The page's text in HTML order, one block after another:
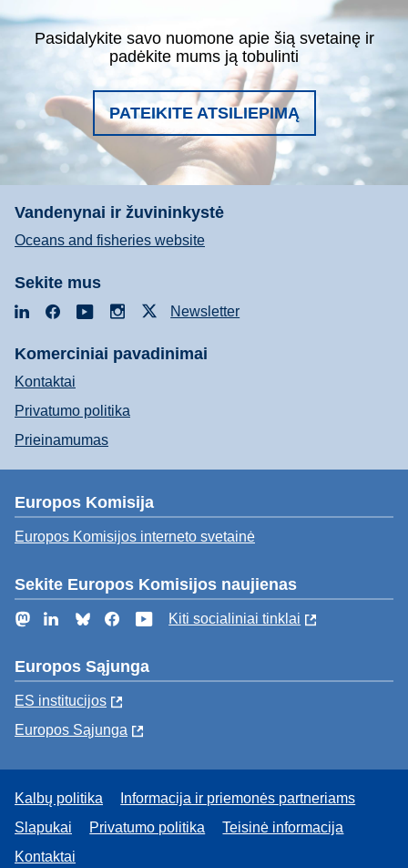
Pasidalykite savo nuomone apie šią svetainę ir
padėkite mums ją tobulinti
PATEIKITE ATSILIEPIMĄ
Vandenynai ir žuvininkystė
Oceans and fisheries website
Sekite mus
LinkedInFacebookYouTubeInstagramNewsletter
Komerciniai pavadinimai
Kontaktai
Privatumo politika
Prieinamumas
Europos Komisija
Europos Komisijos interneto svetainė
Sekite Europos Komisijos naujienas
MastodonLinkedInBlueskyFacebookYouTube
Kiti socialiniai tinklai
Europos Sąjunga
ES institucijоs
Europos Sąjunga
Kalbų politika
Informacija ir priemonės partneriams
Slapukai
Privatumo politika
Teisinė informacija
Kontaktai